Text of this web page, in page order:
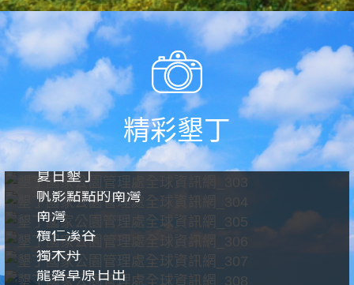
精彩墾丁
夏日墾丁
帆影點點的南灣
南灣
欖仁溪谷
獨木舟
龍磐草原日出